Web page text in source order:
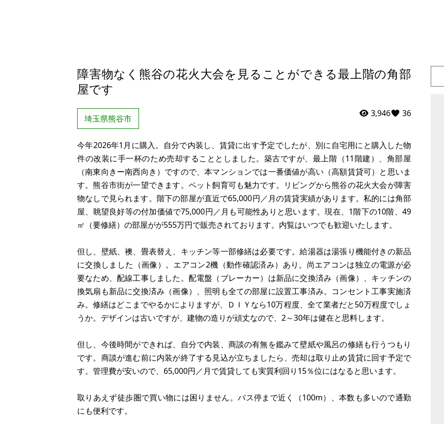
障害物なく熊谷の花火大会を見ることができる最上階の角部
屋です
埼玉県熊谷市 3,946 36
今年2026年1月に購入。自分で内装し、賃貸に出す予定でしたが、別に自宅用にと購入した物
件の改装に手一杯のため売却することとしました。築古ですが、最上階（11階建）、角部屋
（南東向きー南西向き）ですので、本マンションでは一番価値が高い（高額賃貸可）と思いま
す。熊谷市街が一望できます。ペット飼育可も魅力です。リビングから熊谷の花火大会が障害
物なしで見られます。階下の部屋が直近で65,000円／月の賃貸実績があります。私的には角部
屋、眺望良好等の付加価値で75,000円／月も可能性ありと思います。現在、1階下の10階、49
㎡（要修繕）の部屋がが555万円で販売されております。内覧はいつでも歓迎いたします。
但し、壁紙、襖、畳表替え、キッチン等一部修繕は必要です。給湯器は湯張り機能付きの新品
に交換しました（画像）。エアコン2機（動作確認済み）あり。尚エアコンは独立の電源が必
要なため、配線工事しました。配電盤（ブレーカー）は新品に交換済み（画像）、キッチンの
換気扇も新品に交換済み（画像）、照明も全ての部屋に設置工事済み。コンセント工事実施済
み。修繕はどこまでやるかによりますが、ＤＩＹなら10万程度、全て業者だと50万程度でしょ
うか。デザインは古いですが、建物の造りが頑丈なので、2～30年は健在と思料します。
但し、今後時間ができれば、自分で内装、商談の有無を鑑みて壁紙や風呂の修繕も行うつもり
です。商談が進む前に内装が終了する見込が立ちましたら、売却は取り止め賃貸に回す予定で
す。管理費が安いので、65,000円／月で賃貸しても実質利回り15％位にはなると思います。
取りあえず徒歩圏で買い物には困りません。バス停まで近く（100m）、本数も多いので通勤
にも便利です。